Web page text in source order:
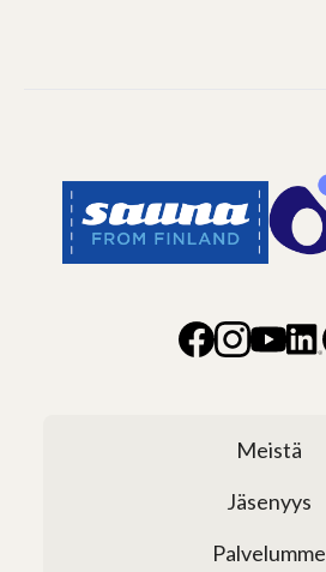
Meistä
Jäsenyys
Palvelumme